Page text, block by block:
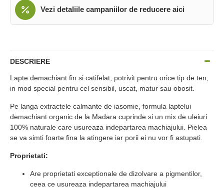
Vezi detaliile campaniilor de reducere aici
DESCRIERE
Lapte demachiant fin si catifelat, potrivit pentru orice tip de ten,
in mod special pentru cel sensibil, uscat, matur sau obosit.
Pe langa extractele calmante de iasomie, formula laptelui
demachiant organic de la Madara cuprinde si un mix de uleiuri
100% naturale care usureaza indepartarea machiajului. Pielea
se va simti foarte fina la atingere iar porii ei nu vor fi astupati.
Proprietati:
Are proprietati exceptionale de dizolvare a pigmentilor,
ceea ce usureaza indepartarea machiajului